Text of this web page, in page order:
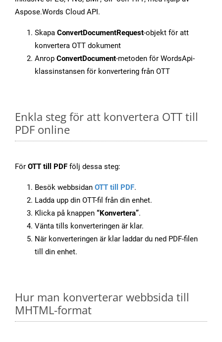
Aspose.Words Cloud API.
Skapa ConvertDocumentRequest-objekt för att
konvertera OTT dokument
Anrop ConvertDocument-metoden för WordsApi-
klassinstansen för konvertering från OTT
Enkla steg för att konvertera OTT till
PDF online
För OTT till PDF följ dessa steg:
Besök webbsidan OTT till PDF.
Ladda upp din OTT-fil från din enhet.
Klicka på knappen “Konvertera”.
Vänta tills konverteringen är klar.
När konverteringen är klar laddar du ned PDF-filen
till din enhet.
Hur man konverterar webbsida till
MHTML-format